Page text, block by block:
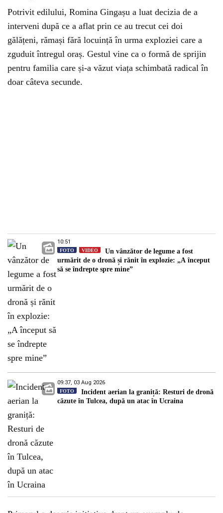
Potrivit edilului, Romina Gingașu a luat decizia de a
interveni după ce a aflat prin ce au trecut cei doi
gălățeni, rămași fără locuință în urma exploziei care a
zguduit întregul oraș. Gestul vine ca o formă de sprijin
pentru familia care și-a văzut viața schimbată radical în
doar câteva secunde.
10:51
FOTO VIDEO
Un vânzător de legume a fost
urmărit de o dronă și rănit în explozie: „A început
să se îndrepte spre mine”
09:37, 03 Aug 2026
FOTO
Incident aerian la graniță: Resturi de dronă
căzute în Tulcea, după un atac în Ucraina